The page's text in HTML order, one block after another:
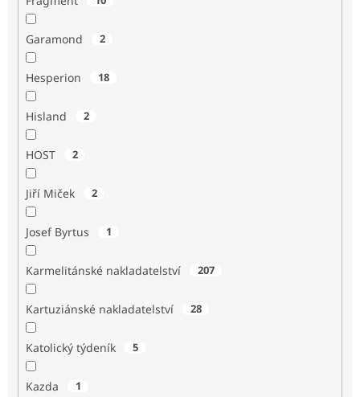
Garamond 2
Hesperion 18
Hisland 2
HOST 2
Jiří Miček 2
Josef Byrtus 1
Karmelitánské nakladatelství 207
Kartuziánské nakladatelství 28
Katolický týdeník 5
Kazda 1